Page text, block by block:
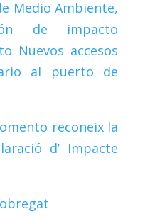
Medio Ambiente,
de impacto
Nuevos accesos
al puerto de
reconeix la
d’ Impacte